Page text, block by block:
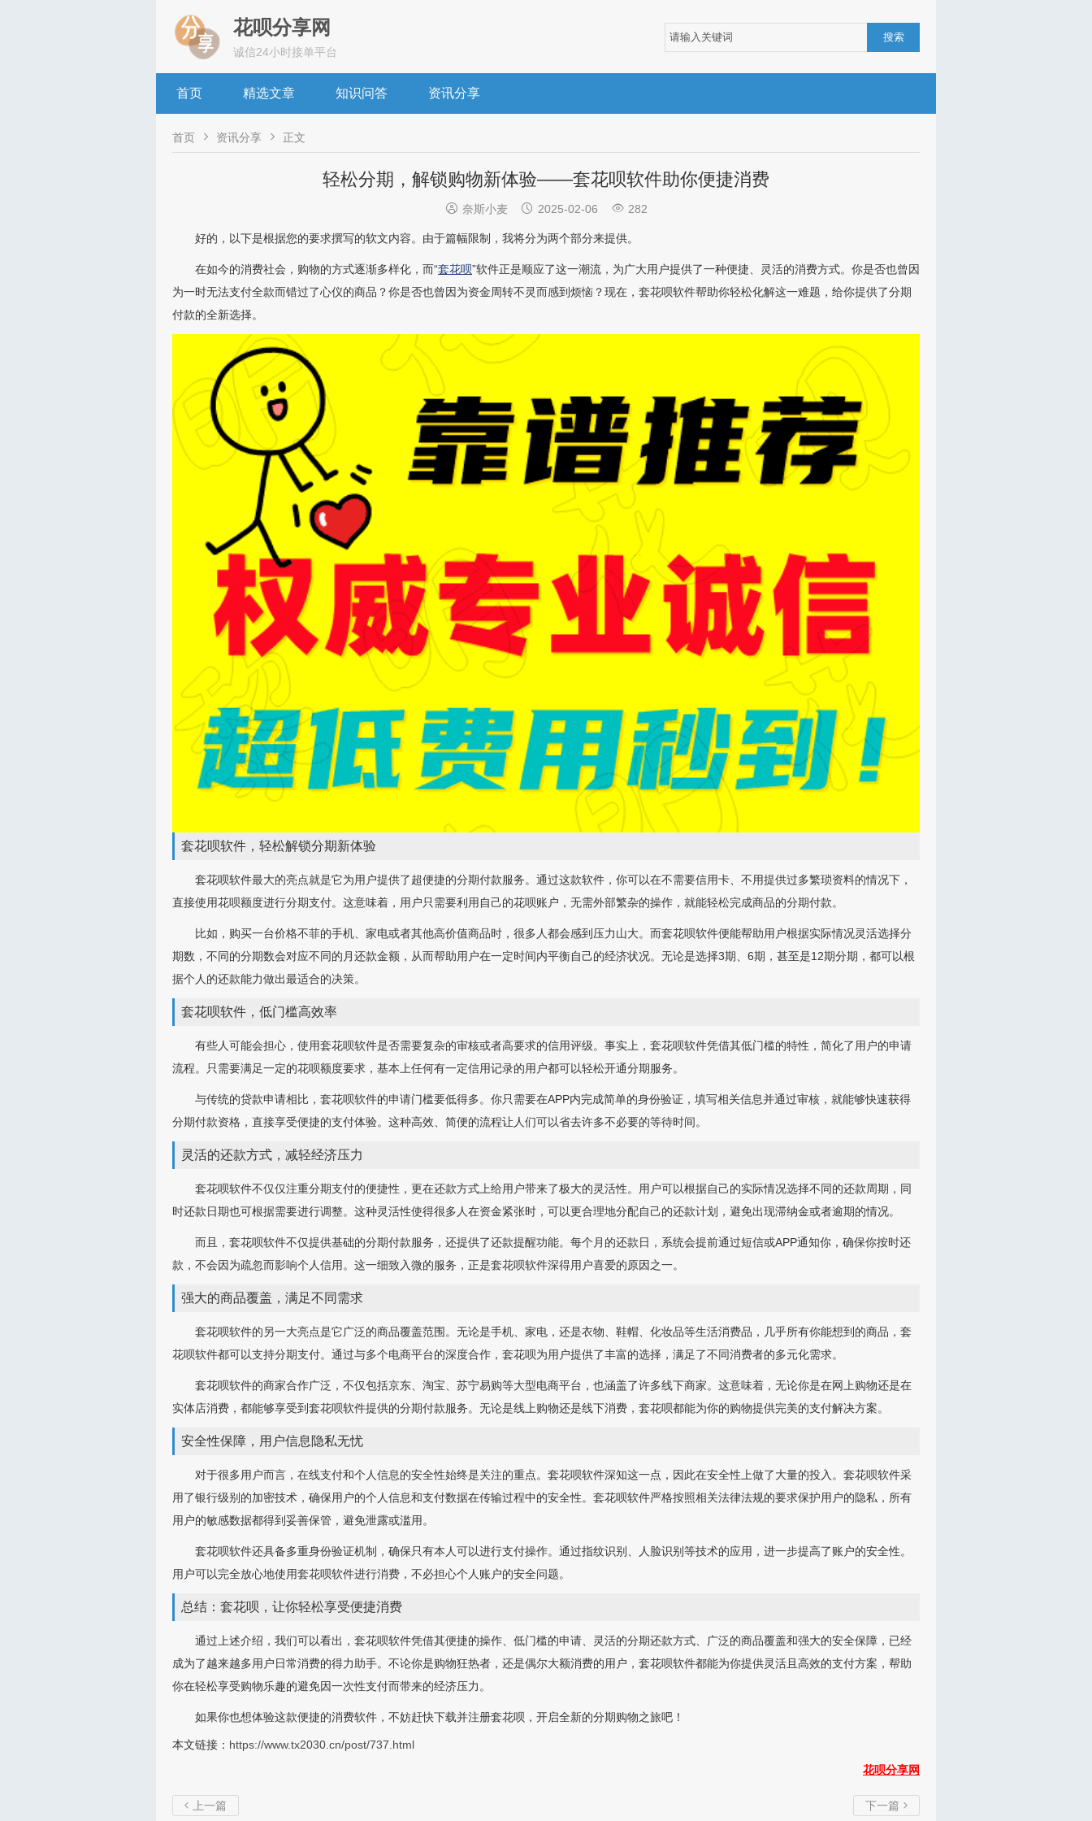
搜索
花呗分享网
诚信24小时接单平台
首页 精选文章 知识问答 资讯分享
首页  资讯分享  正文
轻松分期，解锁购物新体验——套花呗软件助你便捷消费
 奈斯小麦  2025-02-06  282
好的，以下是根据您的要求撰写的软文内容。由于篇幅限制，我将分为两个部分来提供。
在如今的消费社会，购物的方式逐渐多样化，而“套花呗”软件正是顺应了这一潮流，为广大用户提供了一种便捷、灵活的消费方式。你是否也曾因
为一时无法支付全款而错过了心仪的商品？你是否也曾因为资金周转不灵而感到烦恼？现在，套花呗软件帮助你轻松化解这一难题，给你提供了分期
付款的全新选择。
套花呗软件，轻松解锁分期新体验
套花呗软件最大的亮点就是它为用户提供了超便捷的分期付款服务。通过这款软件，你可以在不需要信用卡、不用提供过多繁琐资料的情况下，
直接使用花呗额度进行分期支付。这意味着，用户只需要利用自己的花呗账户，无需外部繁杂的操作，就能轻松完成商品的分期付款。
比如，购买一台价格不菲的手机、家电或者其他高价值商品时，很多人都会感到压力山大。而套花呗软件便能帮助用户根据实际情况灵活选择分
期数，不同的分期数会对应不同的月还款金额，从而帮助用户在一定时间内平衡自己的经济状况。无论是选择3期、6期，甚至是12期分期，都可以根
据个人的还款能力做出最适合的决策。
套花呗软件，低门槛高效率
有些人可能会担心，使用套花呗软件是否需要复杂的审核或者高要求的信用评级。事实上，套花呗软件凭借其低门槛的特性，简化了用户的申请
流程。只需要满足一定的花呗额度要求，基本上任何有一定信用记录的用户都可以轻松开通分期服务。
与传统的贷款申请相比，套花呗软件的申请门槛要低得多。你只需要在APP内完成简单的身份验证，填写相关信息并通过审核，就能够快速获得
分期付款资格，直接享受便捷的支付体验。这种高效、简便的流程让人们可以省去许多不必要的等待时间。
灵活的还款方式，减轻经济压力
套花呗软件不仅仅注重分期支付的便捷性，更在还款方式上给用户带来了极大的灵活性。用户可以根据自己的实际情况选择不同的还款周期，同
时还款日期也可根据需要进行调整。这种灵活性使得很多人在资金紧张时，可以更合理地分配自己的还款计划，避免出现滞纳金或者逾期的情况。
而且，套花呗软件不仅提供基础的分期付款服务，还提供了还款提醒功能。每个月的还款日，系统会提前通过短信或APP通知你，确保你按时还
款，不会因为疏忽而影响个人信用。这一细致入微的服务，正是套花呗软件深得用户喜爱的原因之一。
强大的商品覆盖，满足不同需求
套花呗软件的另一大亮点是它广泛的商品覆盖范围。无论是手机、家电，还是衣物、鞋帽、化妆品等生活消费品，几乎所有你能想到的商品，套
花呗软件都可以支持分期支付。通过与多个电商平台的深度合作，套花呗为用户提供了丰富的选择，满足了不同消费者的多元化需求。
套花呗软件的商家合作广泛，不仅包括京东、淘宝、苏宁易购等大型电商平台，也涵盖了许多线下商家。这意味着，无论你是在网上购物还是在
实体店消费，都能够享受到套花呗软件提供的分期付款服务。无论是线上购物还是线下消费，套花呗都能为你的购物提供完美的支付解决方案。
安全性保障，用户信息隐私无忧
对于很多用户而言，在线支付和个人信息的安全性始终是关注的重点。套花呗软件深知这一点，因此在安全性上做了大量的投入。套花呗软件采
用了银行级别的加密技术，确保用户的个人信息和支付数据在传输过程中的安全性。套花呗软件严格按照相关法律法规的要求保护用户的隐私，所有
用户的敏感数据都得到妥善保管，避免泄露或滥用。
套花呗软件还具备多重身份验证机制，确保只有本人可以进行支付操作。通过指纹识别、人脸识别等技术的应用，进一步提高了账户的安全性。
用户可以完全放心地使用套花呗软件进行消费，不必担心个人账户的安全问题。
总结：套花呗，让你轻松享受便捷消费
通过上述介绍，我们可以看出，套花呗软件凭借其便捷的操作、低门槛的申请、灵活的分期还款方式、广泛的商品覆盖和强大的安全保障，已经
成为了越来越多用户日常消费的得力助手。不论你是购物狂热者，还是偶尔大额消费的用户，套花呗软件都能为你提供灵活且高效的支付方案，帮助
你在轻松享受购物乐趣的避免因一次性支付而带来的经济压力。
如果你也想体验这款便捷的消费软件，不妨赶快下载并注册套花呗，开启全新的分期购物之旅吧！
本文链接： https://www.tx2030.cn/post/737.html
花呗分享网
 上一篇 下一篇 